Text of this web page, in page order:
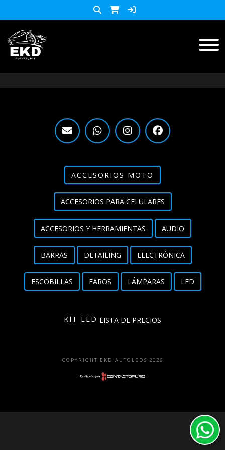
ACCESORIOS MOTO
Accesorios y herramientas
Audio
Barras
Detailing
Electrónica
Escobillas
Lista de PreciosACCESORIOS MOTO
ACCESORIOS PARA CELULARES
ACCESORIOS Y HERRAMIENTAS AUDIO
BARRAS DETAILING ELECTRÓNICA
ESCOBILLAS FAROS LÁMPARAS LED
KIT LED LISTA DE PRECIOS
COPYRIGHT EKD AUTOLEDS 2026